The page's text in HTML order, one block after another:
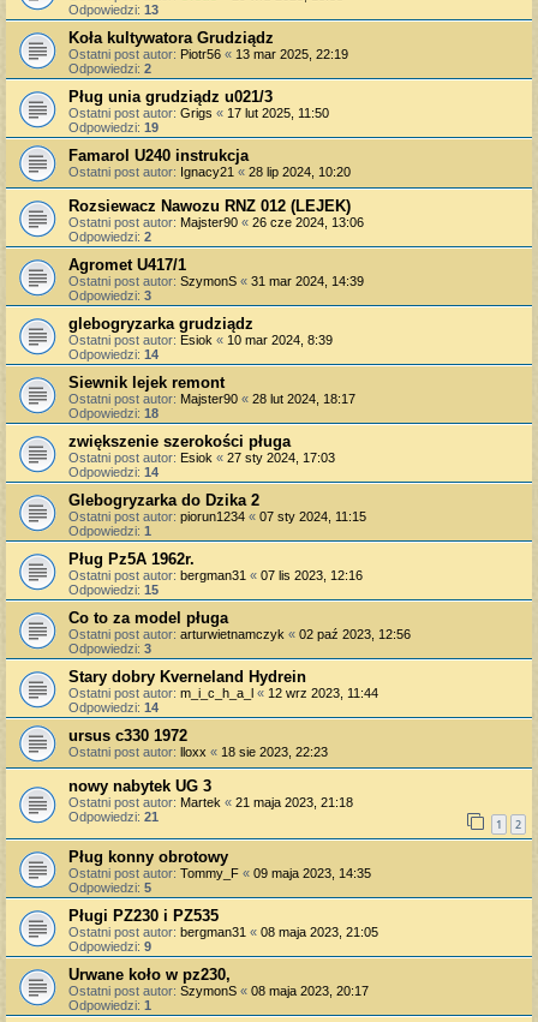
Odpowiedzi: 13
Koła kultywatora Grudziądz
Ostatni post autor: Piotr56 « 13 mar 2025, 22:19
Odpowiedzi: 2
Pług unia grudziądz u021/3
Ostatni post autor: Grigs « 17 lut 2025, 11:50
Odpowiedzi: 19
Famarol U240 instrukcja
Ostatni post autor: Ignacy21 « 28 lip 2024, 10:20
Rozsiewacz Nawozu RNZ 012 (LEJEK)
Ostatni post autor: Majster90 « 26 cze 2024, 13:06
Odpowiedzi: 2
Agromet U417/1
Ostatni post autor: SzymonS « 31 mar 2024, 14:39
Odpowiedzi: 3
glebogryzarka grudziądz
Ostatni post autor: Esiok « 10 mar 2024, 8:39
Odpowiedzi: 14
Siewnik lejek remont
Ostatni post autor: Majster90 « 28 lut 2024, 18:17
Odpowiedzi: 18
zwiększenie szerokości pługa
Ostatni post autor: Esiok « 27 sty 2024, 17:03
Odpowiedzi: 14
Glebogryzarka do Dzika 2
Ostatni post autor: piorun1234 « 07 sty 2024, 11:15
Odpowiedzi: 1
Pług Pz5A 1962r.
Ostatni post autor: bergman31 « 07 lis 2023, 12:16
Odpowiedzi: 15
Co to za model pługa
Ostatni post autor: arturwietnamczyk « 02 paź 2023, 12:56
Odpowiedzi: 3
Stary dobry Kverneland Hydrein
Ostatni post autor: m_i_c_h_a_l « 12 wrz 2023, 11:44
Odpowiedzi: 14
ursus c330 1972
Ostatni post autor: lloxx « 18 sie 2023, 22:23
nowy nabytek UG 3
Ostatni post autor: Martek « 21 maja 2023, 21:18
Odpowiedzi: 21 1 2
Pług konny obrotowy
Ostatni post autor: Tommy_F « 09 maja 2023, 14:35
Odpowiedzi: 5
Pługi PZ230 i PZ535
Ostatni post autor: bergman31 « 08 maja 2023, 21:05
Odpowiedzi: 9
Urwane koło w pz230,
Ostatni post autor: SzymonS « 08 maja 2023, 20:17
Odpowiedzi: 1